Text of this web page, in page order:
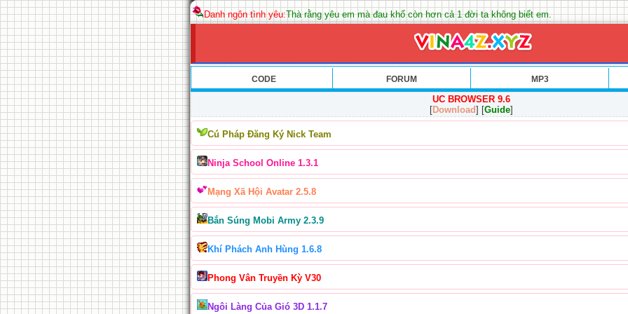
Danh ngôn tình yêu:Thà rằng yêu em mà đau khổ còn hơn cả 1 đời ta không biết em.
CODE FORUM MP3
UC BROWSER 9.6
[Download] [Guide]
Cú Pháp Đăng Ký Nick Team
Ninja School Online 1.3.1
Mạng Xã Hội Avatar 2.5.8
Bắn Súng Mobi Army 2.3.9
Khí Phách Anh Hùng 1.6.8
Phong Vân Truyền Kỳ V30
Ngôi Làng Của Gió 3D 1.1.7